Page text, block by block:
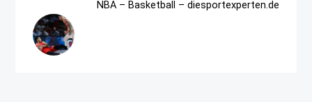
NBA – Basketball – diesportexperten.de